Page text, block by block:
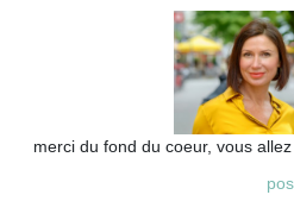
merci du fond du coeur, vous